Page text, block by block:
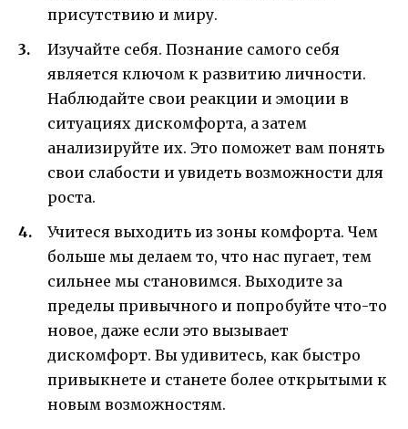
присутствию и миру.
Изучайте себя. Познание самого себя
является ключом к развитию личности.
Наблюдайте свои реакции и эмоции в
ситуациях дискомфорта, а затем
анализируйте их. Это поможет вам понять
свои слабости и увидеть возможности для
роста.
Учитеся выходить из зоны комфорта. Чем
больше мы делаем то, что нас пугает, тем
сильнее мы становимся. Выходите за
пределы привычного и попробуйте что-то
новое, даже если это вызывает
дискомфорт. Вы удивитесь, как быстро
привыкнете и станете более открытыми к
новым возможностям.